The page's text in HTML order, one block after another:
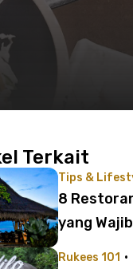
Terkait
Tips &
8
yang
Rukees 101 ·